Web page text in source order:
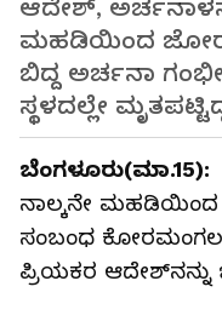
ಆದೇಶ್‌,
ಮಹಡಿಯಿಂದ
ಬಿದ್ದ ಅರ್ಚನಾ
ಸ್ಥಳದಲ್ಲೇ
ಬೆಂಗಳೂರು(ಮಾ.15):
ನಾಲ್ಕನೇ ಮಹಡಿಯಿಂದ
ಸಂಬಂಧ
ಪ್ರಿಯಕರ ಆದೇಶ್‌ನನ್ನು